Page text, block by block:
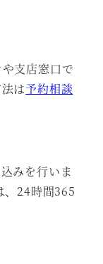
支店窓口で
は予約相談
みを行いま
、24時間365